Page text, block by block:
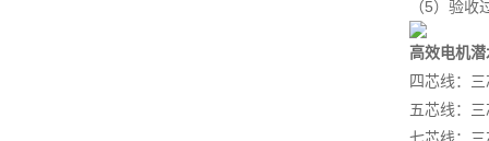
（5）验
高效电机
四芯线：
五芯线：